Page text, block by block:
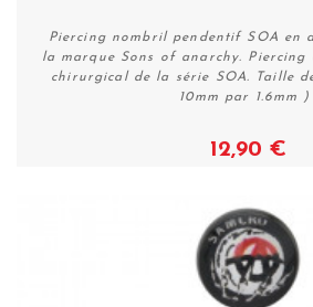
Piercing nombril pendentif SOA en
la marque Sons of anarchy.
chirurgical de la série SOA. Taille
10mm par 1.6mm )
12,90 €